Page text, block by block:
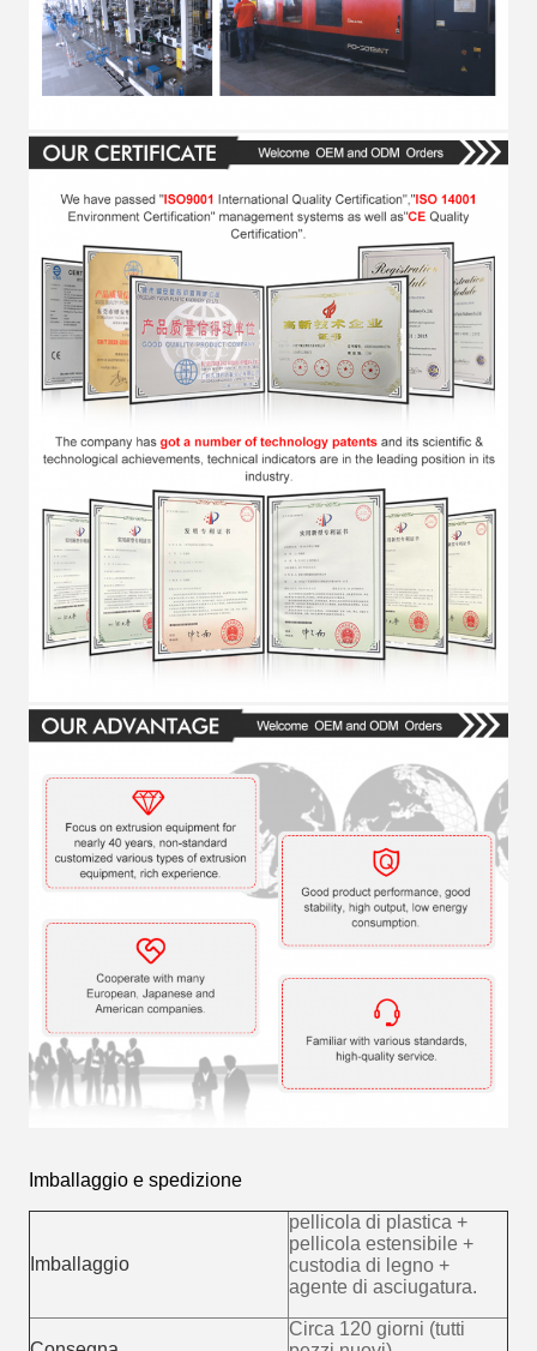
ryan
5:49 AM
Good day, what product are you looking for?